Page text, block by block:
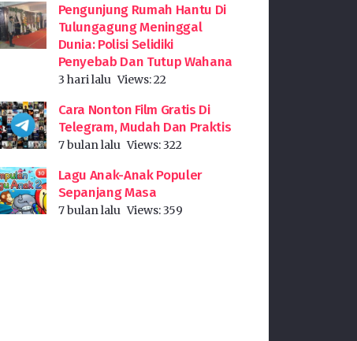
Pengunjung Rumah Hantu Di
Tulungagung Meninggal
Dunia: Polisi Selidiki
Penyebab Dan Tutup Wahana
3 hari lalu Views:22
Cara Nonton Film Gratis Di
Telegram, Mudah Dan Praktis
7 bulan lalu Views:322
Lagu Anak-Anak Populer
Sepanjang Masa
7 bulan lalu Views:359